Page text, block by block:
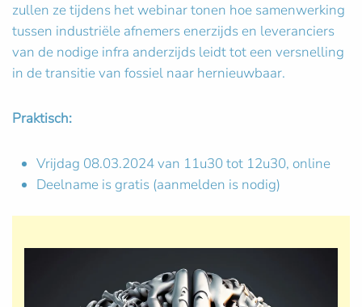
zullen ze tijdens het webinar tonen hoe samenwerking
tussen industriële afnemers enerzijds en leveranciers
van de nodige infra anderzijds leidt tot een versnelling
in de transitie van fossiel naar hernieuwbaar.
Praktisch:
Vrijdag 08.03.2024 van 11u30 tot 12u30, online
Deelname is gratis (aanmelden is nodig)